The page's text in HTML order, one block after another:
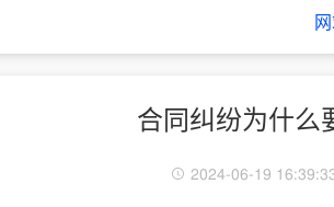
合同纠纷为什么
2024-06-19